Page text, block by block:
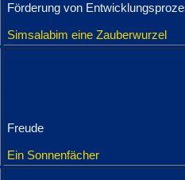
Förderung von
Simsalabim eine Zauberwurzel
Freude
Ein Sonnenfächer